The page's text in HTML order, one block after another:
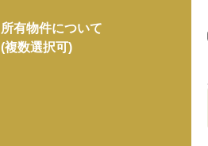
所有物件について
(複数選択可)